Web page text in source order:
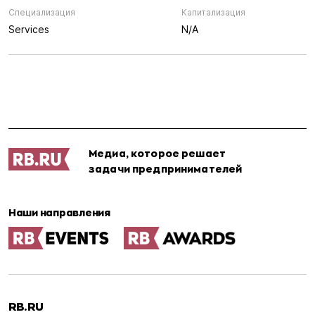
Специализация
Services
Капитализация
N/A
Медиа, которое решает
задачи предпринимателей
Наши направления
RB.RU